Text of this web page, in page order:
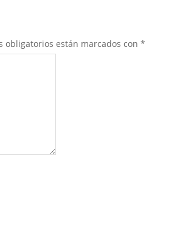
obligatorios están marcados con *